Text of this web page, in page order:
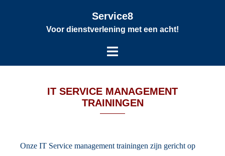
Service8
Voor dienstverlening met een acht!
IT SERVICE MANAGEMENT
TRAININGEN
Onze IT Service management trainingen zijn gericht op